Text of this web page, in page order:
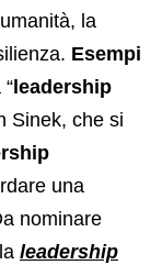
la
Esempi
leadership
Sinek, che si
una
nominare
leadership